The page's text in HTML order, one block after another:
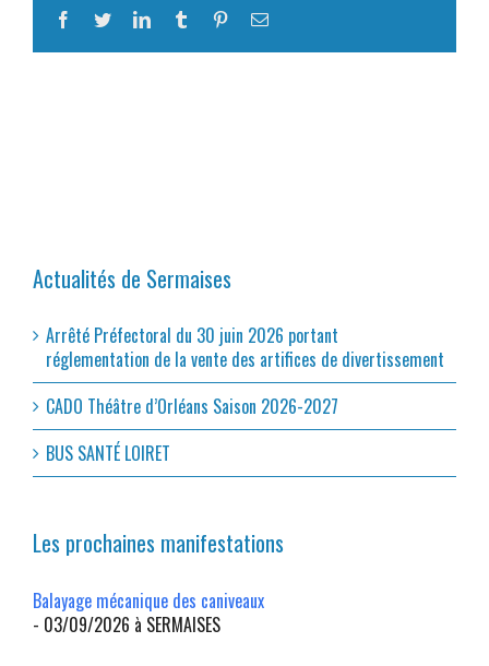
Facebook
TwitterLinkedInTumblr PinterestEmail
Actualités de Sermaises
Arrêté Préfectoral du 30 juin 2026 portant
réglementation de la vente des artifices de divertissement
CADO Théâtre d’Orléans Saison 2026-2027
BUS SANTÉ LOIRET
Les prochaines manifestations
Balayage mécanique des caniveaux
- 03/09/2026 à SERMAISES